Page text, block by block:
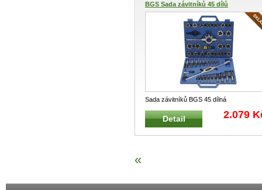
BGS Sada závitníků 45 dílů
Sada závitníků BGS 45 dílná
Profesionální sada závitníků...
Detail 2.079
«